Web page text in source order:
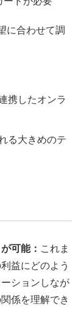
に合わせて調
携したオンラ
る大きめのテ
可能： これま
益にどのよう
ションしなが
係を理解でき